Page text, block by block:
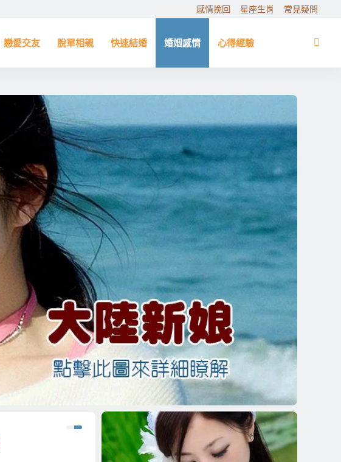
感情挽回 星座生肖 常見疑問
戀愛交友 脫單相親 快速結婚 婚姻感情 心得經驗